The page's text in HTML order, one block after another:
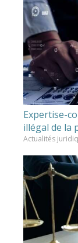
Expertise-
illégal de la
Actualités